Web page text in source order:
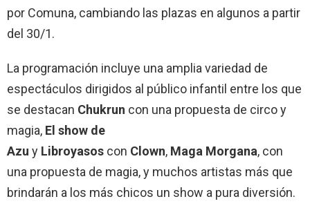
por Comuna, cambiando las plazas en algunos a partir
del 30/1.
La programación incluye una amplia variedad de
espectáculos dirigidos al público infantil entre los que
se destacan Chukrun con una propuesta de circo y
magia, El show de
Azu y Libroyasos con Clown, Maga Morgana, con
una propuesta de magia, y muchos artistas más que
brindarán a los más chicos un show a pura diversión.